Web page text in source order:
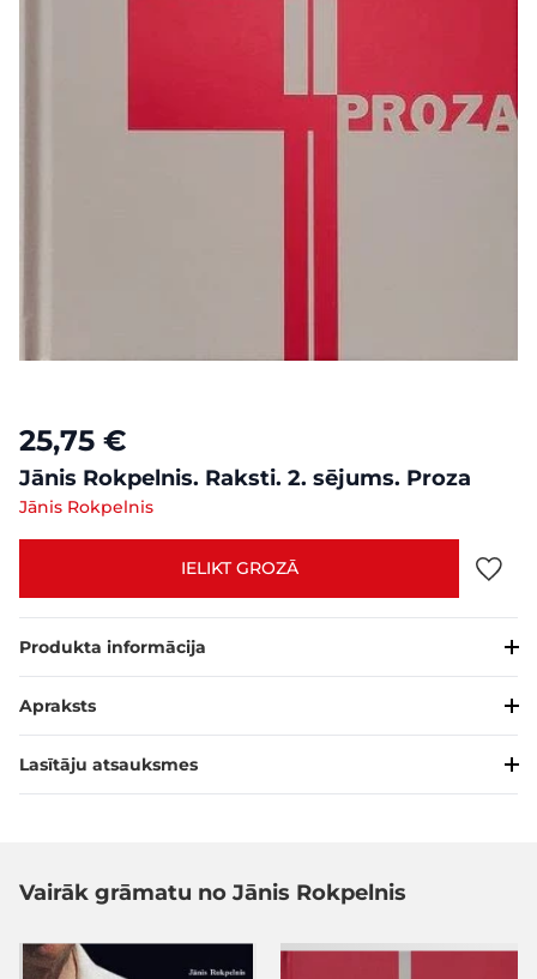
25,75 €
Jānis Rokpelnis. Raksti. 2. sējums. Proza
Jānis Rokpelnis
IELIKT GROZĀ
Produkta informācija
Apraksts
Lasītāju atsauksmes
Vairāk grāmatu no Jānis Rokpelnis